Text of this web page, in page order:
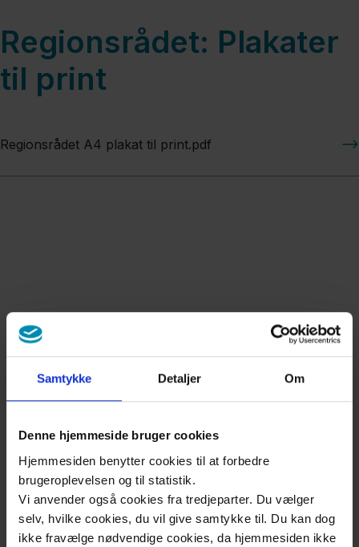
Samtykke Detaljer Om
Denne hjemmeside bruger cookies
Hjemmesiden benytter cookies til at forbedre
brugeroplevelsen og til statistik.
Vi anvender også cookies fra tredjeparter. Du vælger
selv, hvilke cookies, du vil give samtykke til. Du kan dog
ikke fravælge nødvendige cookies, da hjemmesiden ikke
Regionsrådet: Plakater
til print
Regionsrådet A4 plakat til print.pdf